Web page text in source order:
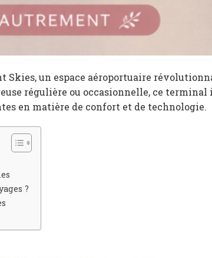
Skies, un espace aéroportuaire
régulière ou occasionnelle, ce terminal
en matière de confort et de technologie.
?